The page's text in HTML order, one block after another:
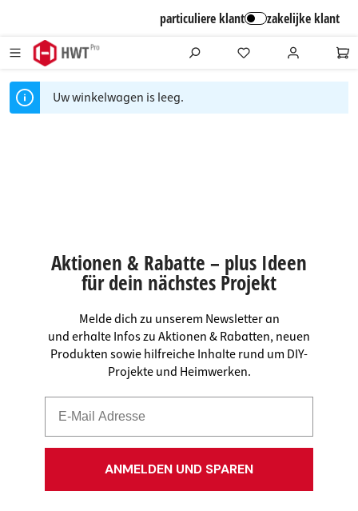
particuliere klant zakelijke klant
Uw winkelwagen is leeg.
Aktionen & Rabatte – plus Ideen
für dein nächstes Projekt
Melde dich zu unserem Newsletter an
und erhalte Infos zu Aktionen & Rabatten, neuen
Produkten sowie hilfreiche Inhalte rund um DIY-
Projekte und Heimwerken.
ANMELDEN UND SPAREN